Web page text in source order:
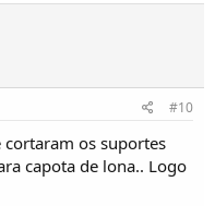
#10
cortaram os suportes
capota de lona.. Logo